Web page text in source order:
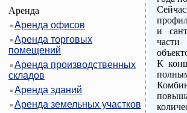
Аренда
Аренда офисов
Аренда торговых
помещений
Аренда производственных
складов
Аренда зданий
Аренда земельных участков
и
части
К